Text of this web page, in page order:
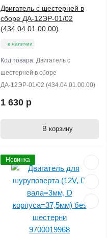
Двигатель с шестерней в
сборе ДА-12ЭР-01/02
(434.04.01.00.00)
в наличии
Код товара: Двигатель с
шестерней в сборе
ДА-12ЭР-01/02 (434.04.01.00.00)
1 630 р
В корзину
Новинка